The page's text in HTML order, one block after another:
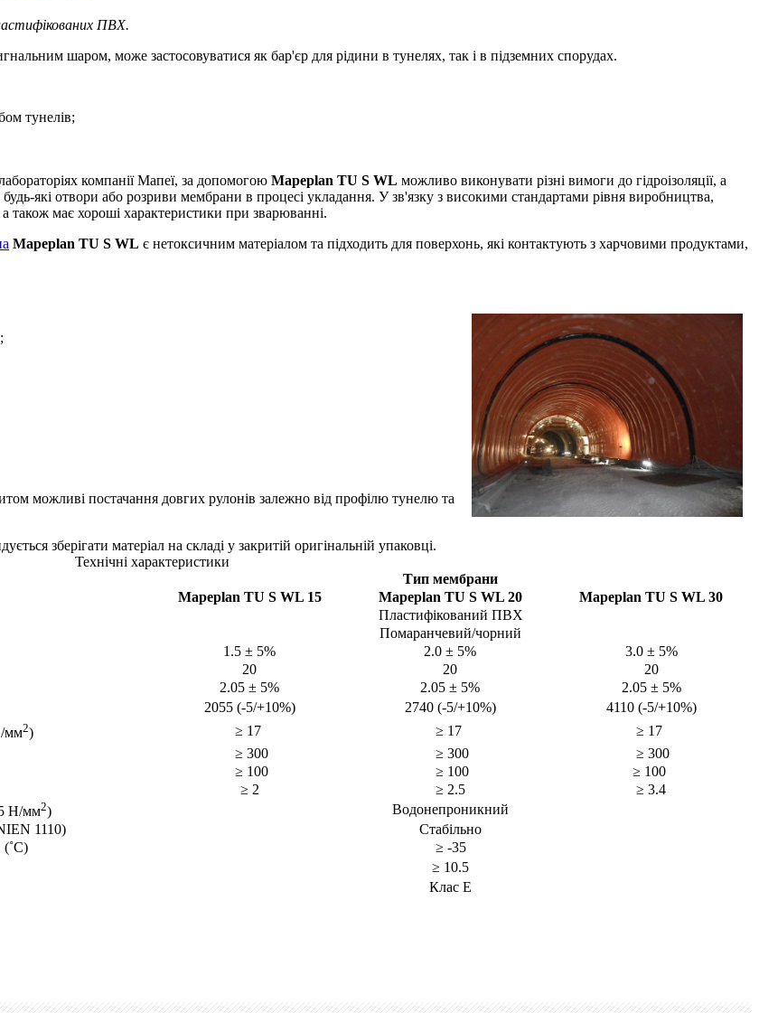
ПВХ.
шаром, може застосовуватися як бар'єр для рідини в тунелях, так і в підземних спорудах.
тунелів;
компанії Мапеї, за допомогою Mapeplan TU S WL можливо виконувати різні вимоги до гідроізоляції, а
які отвори або розриви мембрани в процесі укладання. У зв'язку з високими стандартами рівня виробництва,
а також має хороші характеристики при зварюванні.
Mapeplan TU S WL є нетоксичним матеріалом та підходить для поверхонь, які контактують з харчовими продуктами,
можливі постачання довгих рулонів залежно від профілю тунелю та
зберігати матеріал на складі у закритій оригінальній упаковці.
Технічні характеристики
Тип мембрани
Mapeplan TU S WL 15
Mapeplan TU S WL 20
Mapeplan TU S WL 30
Пластифікований ПВХ
Помаранчевий/чорний
1.5 ± 5% 2.0 ± 5%
3.0 ± 5%
20 20
20
2.05 ± 5% 2.05 ± 5%
2.05 ± 5%
2055 (-5/+10%) 2740 (-5/+10%)
4110 (-5/+10%)
мм2) ≥ 17 ≥ 17
≥ 17
≥ 300 ≥ 300
≥ 300
≥ 100 ≥ 100
≥ 100
≥ 2 ≥ 2.5
≥ 3.4
Н/мм2)
Водонепроникний
EN 1110)
Стабільно
C) ≥ -35
≥ 10.5
Клас E